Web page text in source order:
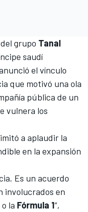
grupo Tanal
saudí
el vínculo
que motivó una ola
pública de un
vulnera los
a aplaudir la
en la expansión
Es un acuerdo
involucrados en
la Fórmula 1”,